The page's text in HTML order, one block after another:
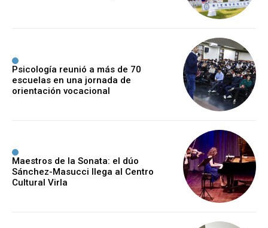
Psicología reunió a más de 70
escuelas en una jornada de
orientación vocacional
Maestros de la Sonata: el dúo
Sánchez-Masucci llega al Centro
Cultural Virla